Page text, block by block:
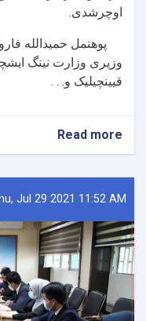
اوچرشدی.
پوهنمل حمیدالله
وزیری وزارت نینگ
قیینچیلیک و. . .
Read more
امور
شهدا
معلولین
از
شعبات
و
دفاتر
کاری
Jul 29 2021 11:52 AM